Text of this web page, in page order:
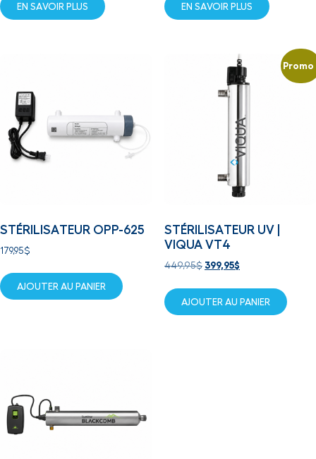
EN SAVOIR PLUS EN SAVOIR PLUS
STÉRILISATEUR OPP-625
179,95$
AJOUTER AU PANIER
Promo
STÉRILISATEUR UV |
VIQUA VT4
449,95$ 399,95$
AJOUTER AU PANIER